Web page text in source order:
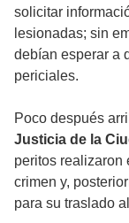
solicitar
lesionadas; sin
debían esperar a
periciales.
Poco después
Justicia de la
peritos realizaron
crimen y,
para su traslado